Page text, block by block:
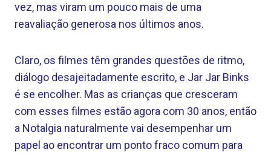
vez, mas viram um pouco mais de uma
reavaliação generosa nos últimos anos.
Claro, os filmes têm grandes questões de ritmo,
diálogo desajeitadamente escrito, e Jar Jar Binks
é se encolher. Mas as crianças que cresceram
com esses filmes estão agora com 30 anos, então
a Notalgia naturalmente vai desempenhar um
papel ao encontrar um ponto fraco comum para